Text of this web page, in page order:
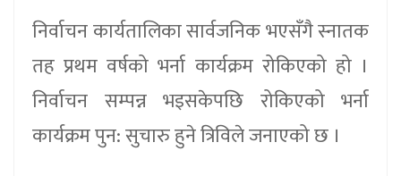
निर्वाचन कार्यतालिका सार्वजनिक भएसँगै स्नातक
तह प्रथम वर्षको भर्ना कार्यक्रम रोकिएको हो ।
निर्वाचन सम्पन्न भइसकेपछि रोकिएको भर्ना
कार्यक्रम पुन: सुचारु हुने त्रिविले जनाएको छ ।